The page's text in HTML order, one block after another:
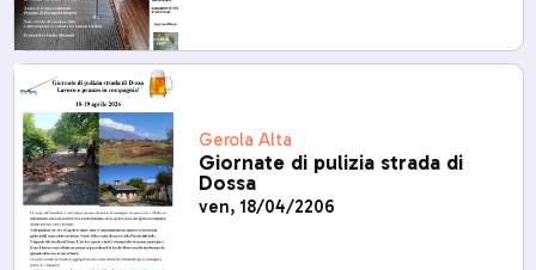
Gerola Alta
Giornate di pulizia strada di
Dossa
ven, 18/04/2206